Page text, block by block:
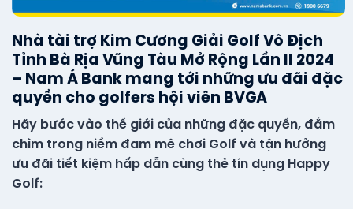
Nhà tài trợ Kim Cương Giải Golf Vô Địch
Tỉnh Bà Rịa Vũng Tàu Mở Rộng Lần II 2024
– Nam Á Bank mang tới những ưu đãi đặc
quyền cho golfers hội viên BVGA
Hãy bước vào thế giới của những đặc quyền, đắm
chìm trong niềm đam mê chơi Golf và tận hưởng
ưu đãi tiết kiệm hấp dẫn cùng thẻ tín dụng Happy
Golf: